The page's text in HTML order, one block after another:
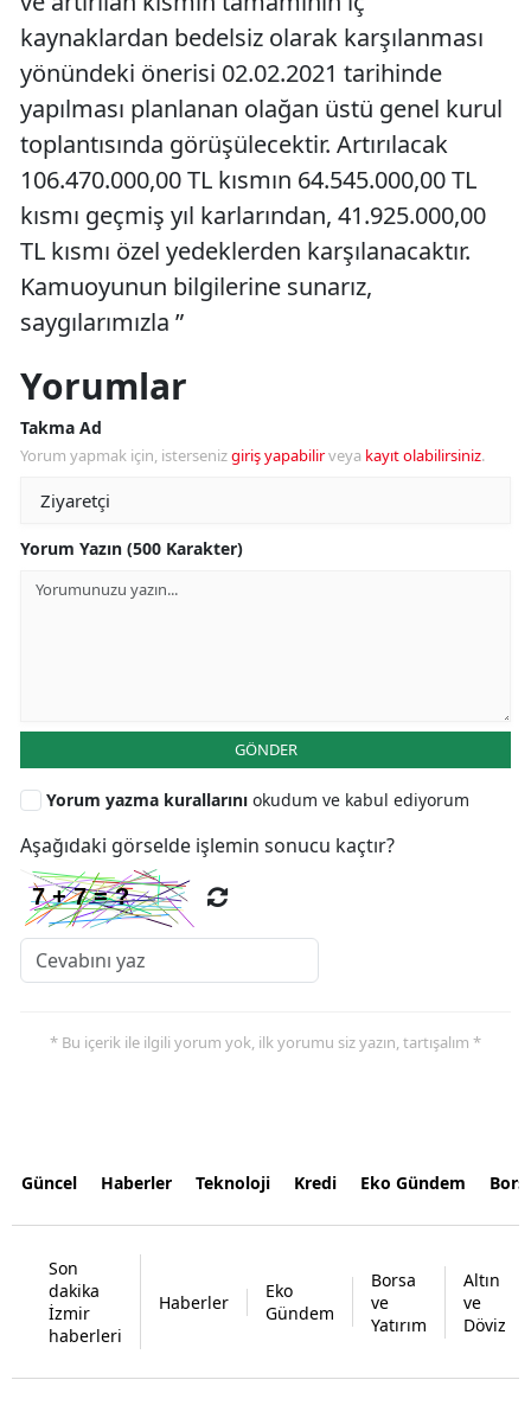
kaynaklardan bedelsiz olarak karşılanması
yönündeki önerisi 02.02.2021 tarihinde
yapılması planlanan olağan üstü genel kurul
toplantısında görüşülecektir. Artırılacak
106.470.000,00 TL kısmın 64.545.000,00 TL
kısmı geçmiş yıl karlarından, 41.925.000,00
TL kısmı özel yedeklerden karşılanacaktır.
Kamuoyunun bilgilerine sunarız,
saygılarımızla ”
Yorumlar
Takma Ad
Yorum yapmak için, istersenizgiriş yapabilirveya kayıt olabilirsiniz.
Yorum Yazın (500 Karakter)
GÖNDER
Yorum yazma kurallarını okudum ve kabul ediyorum
Aşağıdaki görselde işlemin sonucu kaçtır?
* Bu içerik ile ilgili yorum yok, ilk yorumu siz yazın, tartışalım *
Güncel Haberler Teknoloji Kredi Eko Gündem
Son
dakika
İzmir
haberleri
Haberler
Eko
Gündem
Borsa
ve
Yatırım
Altın
ve
Döviz